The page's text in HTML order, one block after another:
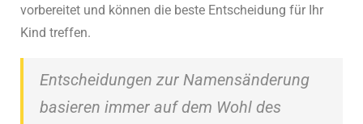
vorbereitet und können die beste Entscheidung für Ihr
Kind treffen.
Entscheidungen zur Namensänderung
basieren immer auf dem Wohl des